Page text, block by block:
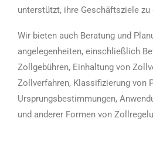
unterstützt, ihre Geschäftsziele zu
Wir bieten auch Beratung und
angelegenheiten, einschließlich
Zollgebühren, Einhaltung von
Zollverfahren, Klassifizierung von
Ursprungsbestimmungen,
und anderer Formen von